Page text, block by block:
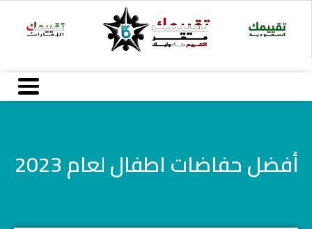
تخطي
المحتوى
أفضل حفاضات اطفال لعام 2023